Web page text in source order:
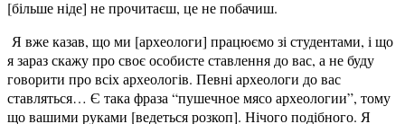
[більше ніде] не прочитаєш, це не побачиш.
Я вже казав, що ми [археологи] працюємо зі студентами, і що
я зараз скажу про своє особисте ставлення до вас, а не буду
говорити про всіх археологів. Певні археологи до вас
ставляться… Є така фраза “пушечное мясо археологии”, тому
що вашими руками [ведеться розкоп]. Нічого подібного. Я